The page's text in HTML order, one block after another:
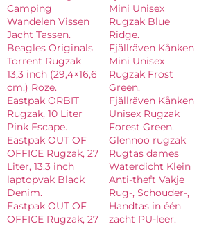
Camping
Wandelen Vissen
Jacht Tassen.
Beagles Originals
Torrent Rugzak
13,3 inch (29,4×16,6
cm.) Roze.
Eastpak ORBIT
Rugzak, 10 Liter
Pink Escape.
Eastpak OUT OF
OFFICE Rugzak, 27
Liter, 13.3 inch
laptopvak Black
Denim.
Eastpak OUT OF
OFFICE Rugzak, 27
Mini Unisex
Rugzak Blue
Ridge.
Fjällräven Kånken
Mini Unisex
Rugzak Frost
Green.
Fjällräven Kånken
Unisex Rugzak
Forest Green.
Glennoo rugzak
Rugtas dames
Waterdicht Klein
Anti-theft Vakje
Rug-, Schouder-,
Handtas in één
zacht PU-leer.